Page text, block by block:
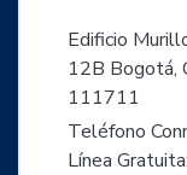
Edificio
12B Bogotá,
111711
Teléfono
Línea Gratuita: